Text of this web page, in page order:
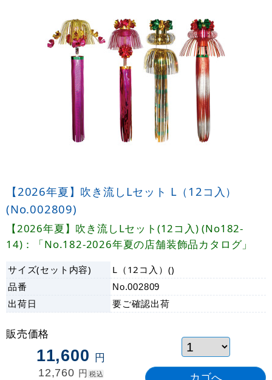
【2026年夏】吹き流しLセット L（12コ入）
(No.002809)
【2026年夏】吹き流しLセット(12コ入) (No182-
14)：「No.182-2026年夏の店舗装飾品カタログ」
サイズ(セット内容)
L（12コ入）()
品番
No.002809
出荷日 要ご確認出荷
販売価格
11,600 円
12,760 円 税込